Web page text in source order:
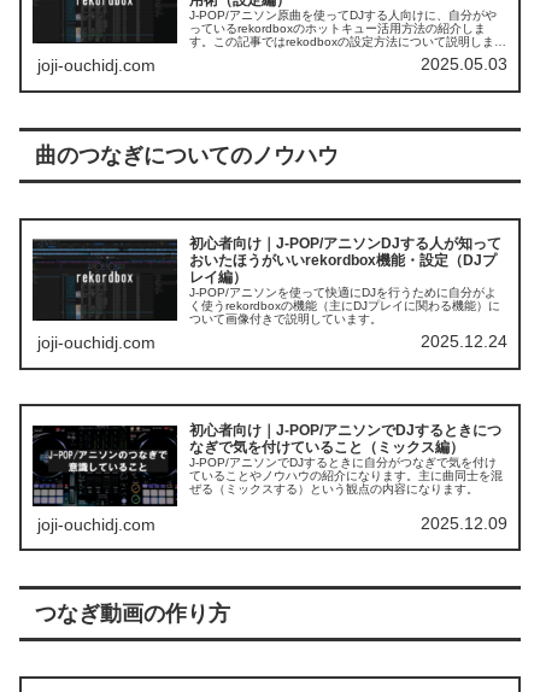
J-POP/アニソン原曲を使ってDJする人向けに、自分がや
っているrekordboxのホットキュー活用方法の紹介しま
す。この記事ではrekodboxの設定方法について説明しま
joji-ouchidj.com 2025.05.03
曲のつなぎについてのノウハウ
初心者向け｜J-POP/アニソンDJする人が知って
おいたほうがいいrekordbox機能・設定（DJプ
レイ編）
J-POP/アニソンを使って快適にDJを行うために自分がよ
く使うrekordboxの機能（主にDJプレイに関わる機能）に
ついて画像付きで説明しています。
joji-ouchidj.com 2025.12.24
初心者向け｜J-POP/アニソンでDJするときにつ
なぎで気を付けていること（ミックス編）
J-POP/アニソンでDJするときに自分がつなぎで気を付け
ていることやノウハウの紹介になります。主に曲同士を混
ぜる（ミックスする）という観点の内容になります。
joji-ouchidj.com 2025.12.09
つなぎ動画の作り方